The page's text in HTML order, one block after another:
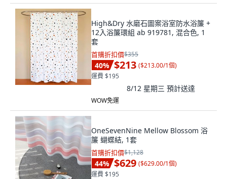
High&Dry 水磨石圖案浴室防水浴簾 +
12入浴簾環組 ab 919781, 混合色, 1
套
首購折扣價$355
40% $213 ($213.00/1個)
運費 $195
8/12 星期三 預計送達
WOW免運
OneSevenNine Mellow Blossom 浴
簾 蝴蝶結, 1套
首購折扣價$1,128
44% $629 ($629.00/1個)
運費 $195